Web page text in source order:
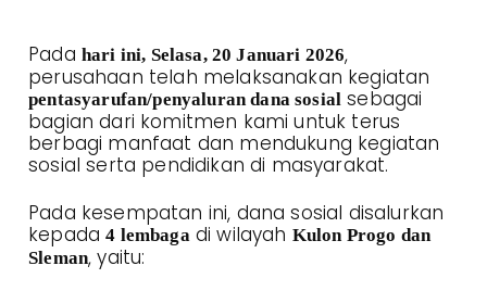
Pada hari ini, Selasa, 20 Januari 2026,
perusahaan telah melaksanakan kegiatan
pentasyarufan/penyaluran dana sosial sebagai
bagian dari komitmen kami untuk terus
berbagi manfaat dan mendukung kegiatan
sosial serta pendidikan di masyarakat.
Pada kesempatan ini, dana sosial disalurkan
kepada4 lembagadi wilayah Kulon Progo dan
Sleman, yaitu: